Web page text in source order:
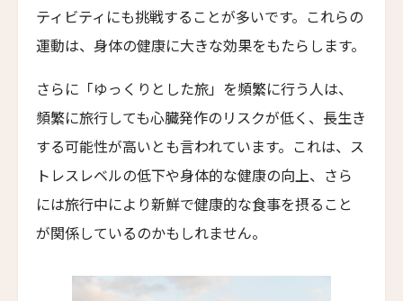
ジー・ユン・シュアン・チン・リゾート＆スパ
ザ・ムーン・マンション
The Moon Mansion
ファン・イェン・36・ホテル
HUANG YAN 36 Hotel
ヤンバイ・ヴィラ
Yanbai Villa
ティビティにも挑戦することが多いです。これらの
運動は、身体の健康に大きな効果をもたらします。
さらに「ゆっくりとした旅」を頻繁に行う人は、
頻繁に旅行しても心臓発作のリスクが低く、長生き
する可能性が高いとも言われています。これは、ス
トレスレベルの低下や身体的な健康の向上、さら
には旅行中により新鮮で健康的な食事を摂ること
が関係しているのかもしれません。